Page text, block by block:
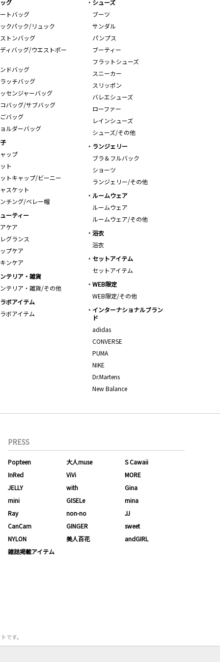
グ
トバッグ
クパック/リュック
トンバッグ
ィバッグ/ウエストポー
ドバッグ
ッチバッグ
センジャーバッグ
バッグ/サブバッグ
バッグ
ルダーバッグ
シューズ
ブーツ
サンダル
パンプス
ブーティー
フラットシューズ
スニーカー
スリッポン
バレエシューズ
ローファー
レインシューズ
シューズ/その他
ップ
ト
トキャップ/ビーニー
スケット
チング/ベレー帽
ランジェリー
ブラ＆フルバック
ショーツ
ランジェリー/その他
ルームウェア
ルームウェア
ルームウェア/その他
ーティー
ケア
グランス
プケア
ンケア
浴衣
浴衣
セットアイテム
セットアイテム
テリア・雑貨
テリア・雑貨/その他
WEB限定
WEB限定/その他
ボアイテム
ボアイテム
インターナショナルブラン
ド
adidas
CONVERSE
PUMA
NIKE
Dr.Martens
New Balance
PRESS
Popteen 大人muse
S Cawaii
InRed
ViVi
MORE
JELLY
with
Gina
mini
GISELe
mina
Ray
non-no
JJ
CanCam
GINGER
sweet
NYLON
美人百花
andGIRL
雑誌掲載アイテム
です。